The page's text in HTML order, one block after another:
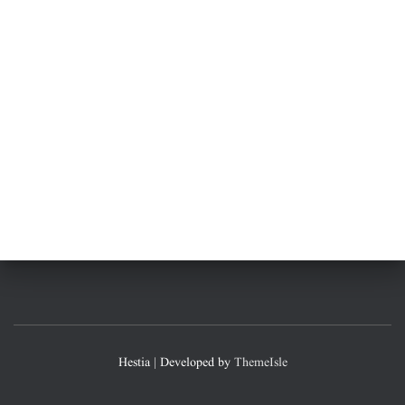
Hestia | Developed by ThemeIsle